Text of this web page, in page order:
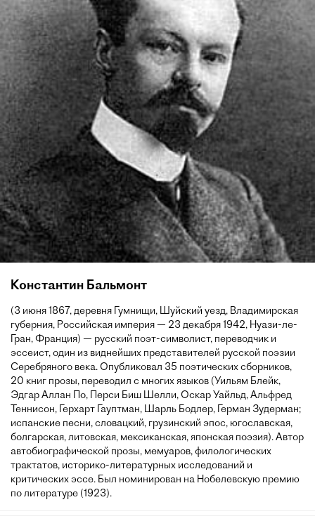
Константин Бальмонт
(3 июня 1867, деревня Гумнищи, Шуйский уезд, Владимирская
губерния, Российская империя — 23 декабря 1942, Нуази-ле-
Гран, Франция) — русский поэт-символист, переводчик и
эссеист, один из виднейших представителей русской поэзии
Серебряного века. Опубликовал 35 поэтических сборников,
20 книг прозы, переводил с многих языков (Уильям Блейк,
Эдгар Аллан По, Перси Биш Шелли, Оскар Уайльд, Альфред
Теннисон, Герхарт Гауптман, Шарль Бодлер, Герман Зудерман;
испанские песни, словацкий, грузинский эпос, югославская,
болгарская, литовская, мексиканская, японская поэзия). Автор
автобиографической прозы, мемуаров, филологических
трактатов, историко-литературных исследований и
критических эссе. Был номинирован на Нобелевскую премию
по литературе (1923).